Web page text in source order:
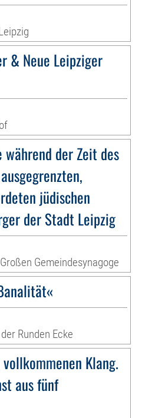
& Neue Leipziger
der Zeit des
jüdischen
der Stadt Leipzig
Gemeindesynagoge
Runden Ecke
Klang.
aus fünf